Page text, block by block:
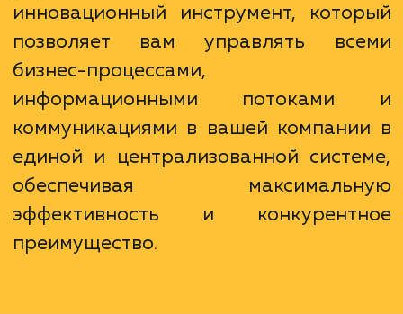
Корпоративный портал – это
чем просто вебсайт или
управления контентом.
инновационный инструмент,
позволяет вам управлять